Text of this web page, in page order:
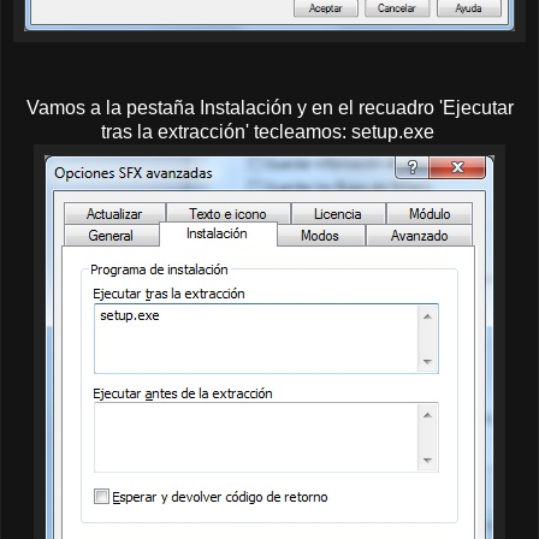
Vamos a la pestaña Instalación y en el recuadro 'Ejecutar
tras la extracción' tecleamos: setup.exe